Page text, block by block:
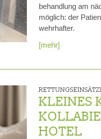
behandlung am
möglich: der
wehrhafter.
[mehr]
KLEINES
HOTEL